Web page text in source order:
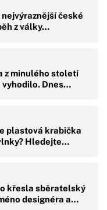
české
z války…
z minulého století
vyhodilo. Dnes…
plastová krabička
Hledejte…
křesla sběratelský
designéra a…